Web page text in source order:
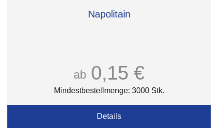
Napolitain
ab 0,15 €
Mindestbestellmenge: 3000 Stk.
Details